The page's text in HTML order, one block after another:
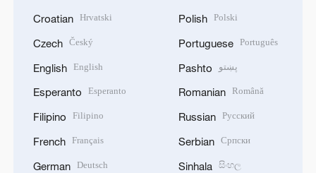
Croatian Hrvatski
Czech Český
English English
Esperanto Esperanto
Filipino Filipino
French Français
German Deutsch
Polish Polski
Portuguese Português
Pashto پښتو
Romanian Română
Russian Русский
Serbian Српски
Sinhala සිංහල